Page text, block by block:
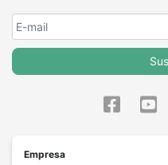
Empresa